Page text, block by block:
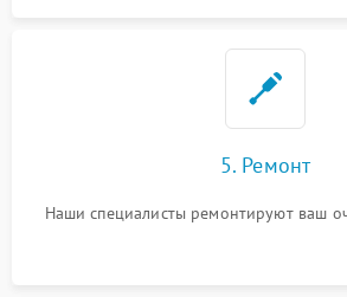
5. Ремонт
Наши специалисты ремонтируют ваш